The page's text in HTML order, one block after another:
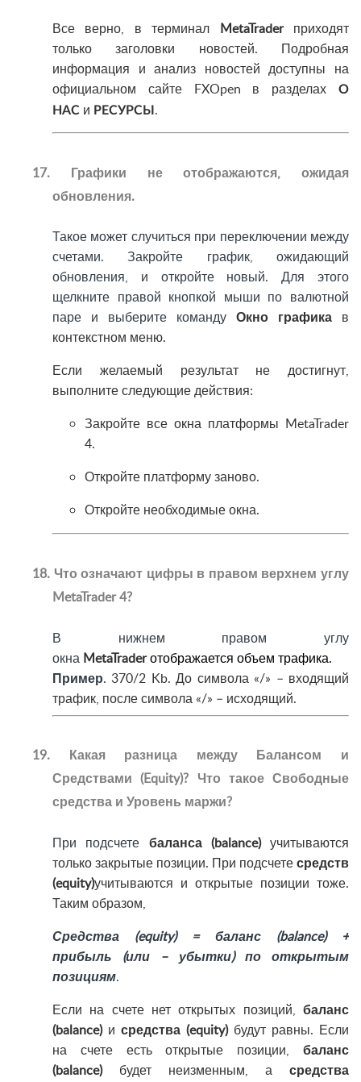
Все верно, в терминал MetaTraderприходят
только заголовки новостей. Подробная
информация и анализ новостей доступны на
официальном сайте FXOpen в разделах
О
НАС и РЕСУРСЫ .
17. Графики не отображаются, ожидая
обновления.
Такое может случиться при переключении между
счетами. Закройте график, ожидающий
обновления, и откройте новый. Для этого
щелкните правой кнопкой мыши по валютной
паре и выберите команду Окно графика в
контекстном меню.
Если желаемый результат не достигнут,
выполните следующие действия:
Закройте все окна платформы MetaTrader
4.
Откройте платформу заново.
Откройте необходимые окна.
18. Что означают цифры в правом верхнем углу
MetaTrader 4?
В нижнем правом углу
окна MetaTraderотображается объем трафика.
Пример. 370/2 Kb. До символа «/» – входящий
трафик, после символа «/» – исходящий.
19. Какая разница между Балансом и
Средствами (Equity)? Что такое Свободные
средства и Уровень маржи?
При подсчете баланса (balance)учитываются
только закрытые позиции. При подсчетесредств
(equity)учитываются и открытые позиции тоже.
Таким образом,
Средства (equity) = баланс (balance) +
прибыль (или – убытки) по открытым
позициям.
Если на счете нет открытых позиций, баланс
(balance)и средства (equity)будут равны. Если
на счете есть открытые позиции, баланс
(balance)будет неизменным, а средства